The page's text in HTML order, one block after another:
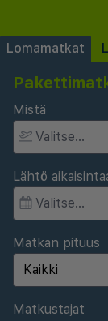
Lomamatkat
Mistä
Lähtö
Matkan pituus
Matkustajat